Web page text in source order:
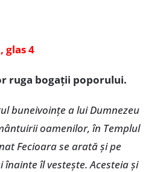
glas 4
ruga bogații poporului.
buneivoințe a lui Dumnezeu
oamenilor, în Templul
Fecioara se arată și pe
îl vestește. Acesteia și